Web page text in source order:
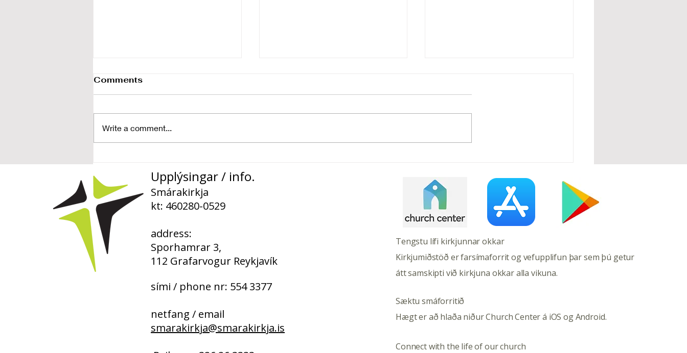
sem Guð hefur gefið“
Comments
Write a comment...
Upplýsingar / info.
Smárakirkja
kt: 460280-0529
address:
Sporhamrar 3,
112 Grafarvogur Reykjavík
sími / phone nr: 554 3377
netfang / email
smarakirkja@smarakirkja.is
Tengstu lífi kirkjunnar okkar
Kirkjumiðstöð er farsímaforrit og vefupplifun þar sem þú getur
átt samskipti við kirkjuna okkar alla vikuna.
Sæktu smáforritið
Hægt er að hlaða niður Church Center á iOS og Android.
Connect with the life of our church